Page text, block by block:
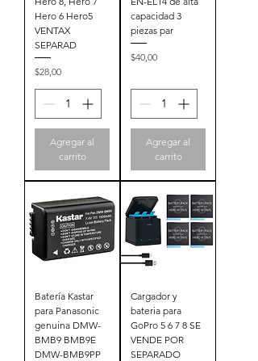
Hero 6 Hero5
VENTAX
SEPARAD
Precio
$28,00
Agregar al
carrito
capacidad 3
piezas par
Precio
$40,00
Agregar al
carrito
Batería Kastar
para Panasonic
genuina DMW-
BMB9 BMB9E
DMW-BMB9PP
Cargador y
bateria para
GoPro 5 6 7 8 SE
VENDE POR
SEPARADO